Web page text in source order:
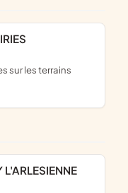
L'ARLESIENNE